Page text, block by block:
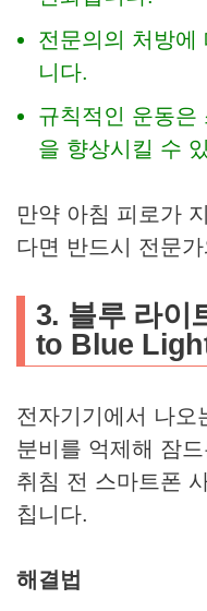
전문의의 처방에
니다.
규칙적인 운동은
을 향상시킬 수
만약 아침 피로가
다면 반드시 전문
3. 블루 라이
to Blue
전자기기에서 나오
분비를 억제해 잠
취침 전 스마트폰
칩니다.
해결법